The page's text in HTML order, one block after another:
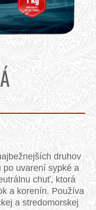
druhov
po uvarení sypké a
chuť, ktorá
a korenín. Používa
a stredomorskej